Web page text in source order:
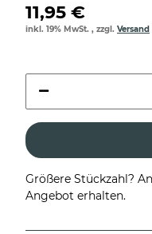
11,95 €
inkl. 19% MwSt. , zzgl. Versand
Größere Stückzahl?
Angebot erhalten.